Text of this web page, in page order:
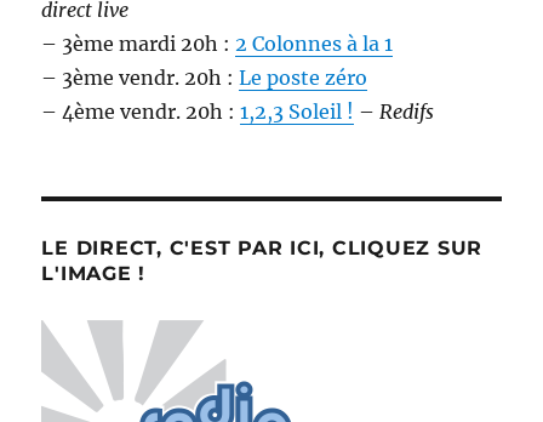
direct live
– 3ème mardi 20h : 2 Colonnes à la 1
– 3ème vendr. 20h :Le poste zéro
– 4ème vendr. 20h :1,2,3 Soleil ! – Redifs
LE DIRECT, C'EST PAR ICI, CLIQUEZ SUR
L'IMAGE !